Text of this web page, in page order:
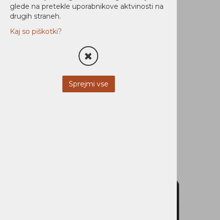
STREŽNIKI
MOBILNA OPREMA
NI KATEGORIZIRANO
glede na pretekle uporabnikove aktvinosti na
drugih straneh.
Kaj so piškotki?
Sprejmi vse